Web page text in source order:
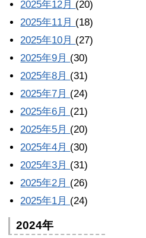
2025年12月 (20)
2025年11月 (18)
2025年10月 (27)
2025年9月 (30)
2025年8月 (31)
2025年7月 (24)
2025年6月 (21)
2025年5月 (20)
2025年4月 (30)
2025年3月 (31)
2025年2月 (26)
2025年1月 (24)
2024年